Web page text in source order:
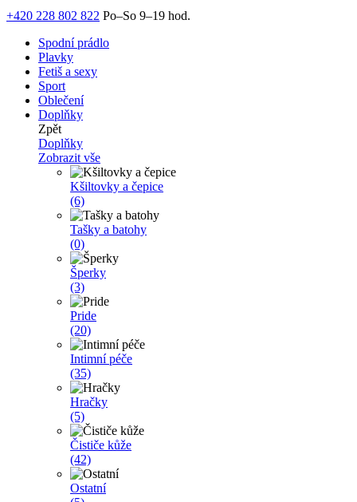
+420 228 802 822 Po–So 9–19 hod.
Spodní prádlo
Plavky
Fetiš a sexy
Sport
Oblečení
Doplňky
Zpět
Doplňky
Zobrazit vše
Kšiltovky a čepice
(6)
Tašky a batohy
(0)
Šperky
(3)
Pride
(20)
Intimní péče
(35)
Hračky
(5)
Čističe kůže
(42)
Ostatní